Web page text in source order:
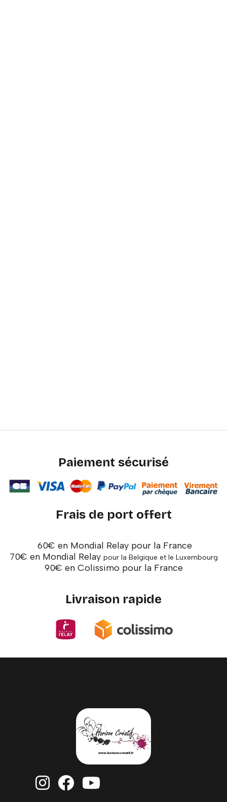
Paiement sécurisé
Frais de port offert
60€ en Mondial Relay pour la France
70€ en Mondial Relay pour la Belgique et le Luxembourg
90€ en Colissimo pour la France
Livraison rapide
  